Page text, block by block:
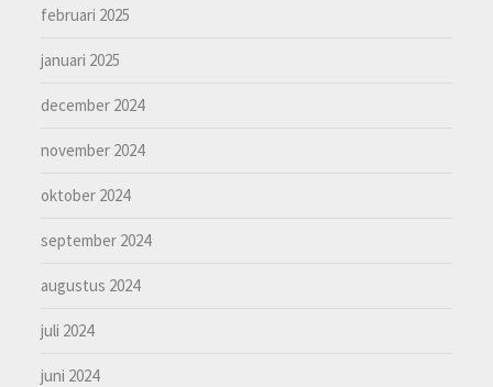
februari 2025
januari 2025
december 2024
november 2024
oktober 2024
september 2024
augustus 2024
juli 2024
juni 2024